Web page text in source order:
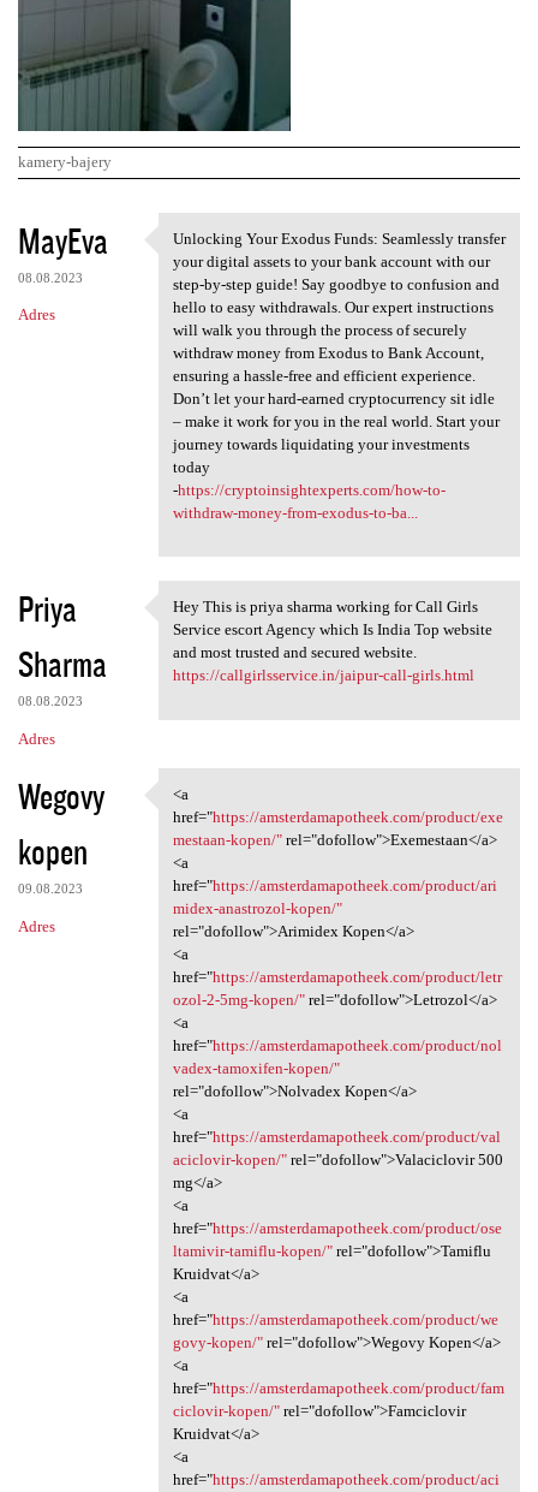
kamery-bajery
K
o
m
e
MayEva
08.08.2023
Adres
Unlocking Your Exodus Funds:
Unlocking Your Exodus Funds: Seamlessly transfer
your digital assets to your bank account with our
step-by-step guide! Say goodbye to confusion and
hello to easy withdrawals. Our expert instructions
will walk you through the process of securely
withdraw money from Exodus to Bank Account,
ensuring a hassle-free and efficient experience.
Don’t let your hard-earned cryptocurrency sit idle
– make it work for you in the real world. Start your
journey towards liquidating your investments
today
-https://cryptoinsightexperts.com/how-to-
withdraw-money-from-exodus-to-ba...
Priya
Sharma
08.08.2023
Adres
Hey This is priya sharma
Hey This is priya sharma working for Call Girls
Service escort Agency which Is India Top website
and most trusted and secured website.
https://callgirlsservice.in/jaipur-call-girls.html
Wegovy
kopen
09.08.2023
Adres
<a href="https:/
<a
href="https://amsterdamapotheek.com/product/exe
mestaan-kopen/"rel="dofollow">Exemestaan</a>
<a
href="https://amsterdamapotheek.com/product/ari
midex-anastrozol-kopen/"
rel="dofollow">Arimidex Kopen</a>
<a
href="https://amsterdamapotheek.com/product/letr
ozol-2-5mg-kopen/"rel="dofollow">Letrozol</a>
<a
href="https://amsterdamapotheek.com/product/nol
vadex-tamoxifen-kopen/"
rel="dofollow">Nolvadex Kopen</a>
<a
href="https://amsterdamapotheek.com/product/val
aciclovir-kopen/"rel="dofollow">Valaciclovir 500
mg</a>
<a
href="https://amsterdamapotheek.com/product/ose
ltamivir-tamiflu-kopen/"rel="dofollow">Tamiflu
Kruidvat</a>
<a
href="https://amsterdamapotheek.com/product/we
govy-kopen/"rel="dofollow">Wegovy Kopen</a>
<a
href="https://amsterdamapotheek.com/product/fam
ciclovir-kopen/"rel="dofollow">Famciclovir
Kruidvat</a>
<a
href="https://amsterdamapotheek.com/product/aci